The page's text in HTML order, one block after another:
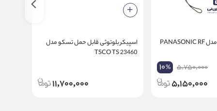
رادیو پاناسونیک مدل PANASONIC RF
5,750,000
10%
5,150,000
اسپیکر بلوتوثی قابل حمل تسکو مدل
TSCO TS 23460
11,700,000